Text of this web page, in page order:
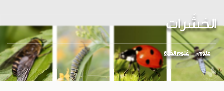
الحَشَرات
علوم عُلوم الحَياة